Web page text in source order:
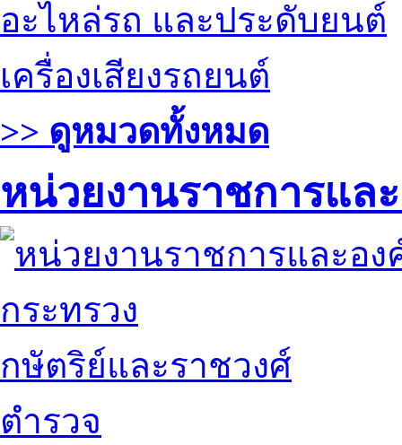
อะไหล่รถ และประดับยนต์
เครื่องเสียงรถยนต์
>> ดูหมวดทั้งหมด
หน่วยงานราชการแล
กระทรวง
กษัตริย์และราชวงศ์
ตำรวจ